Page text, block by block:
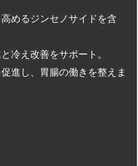
めるジンセノサイドを含
冷え改善をサポート。
進し、胃腸の働きを整えま